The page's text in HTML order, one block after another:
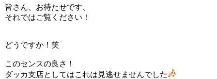
皆さん、お待たせです、
それではご覧ください！
どうですか！笑
このセンスの良さ！
ダッカ支店としてはこれは見逃せませんでした